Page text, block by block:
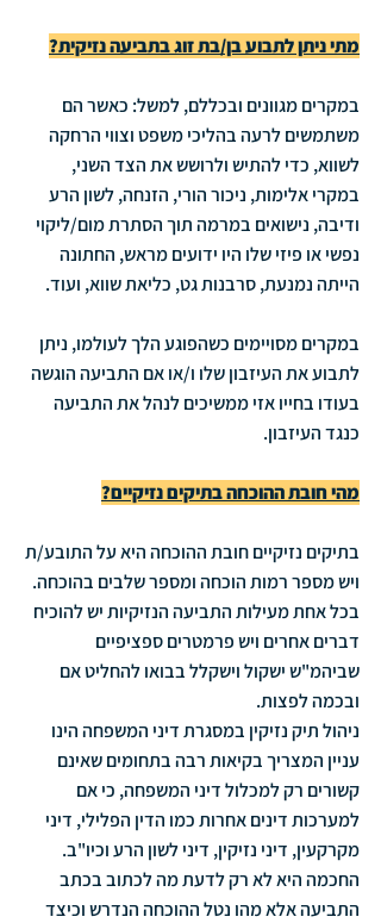
מתי ניתן לתבוע בן/בת זוג בתביעה נזיקית?
במקרים מגוונים ובכללם, למשל: כאשר הם
משתמשים לרעה בהליכי משפט וצווי הרחקה
לשווא, כדי להתיש ולרושש את הצד השני,
במקרי אלימות, ניכור הורי, הזנחה, לשון הרע
ודיבה, נישואים במרמה תוך הסתרת מום/ליקוי
נפשי או פיזי שלו היו ידועים מראש, החתונה
הייתה נמנעת, סרבנות גט, כליאת שווא, ועוד.
במקרים מסויימים כשהפוגע הלך לעולמו, ניתן
לתבוע את העיזבון שלו ו/או אם התביעה הוגשה
בעודו בחייו אזי ממשיכים לנהל את התביעה
כנגד העיזבון.
מהי חובת ההוכחה בתיקים נזיקיים?
בתיקים נזיקיים חובת ההוכחה היא על התובע/ת
ויש מספר רמות הוכחה ומספר שלבים בהוכחה.
בכל אחת מעילות התביעה הנזיקיות יש להוכיח
דברים אחרים ויש פרמטרים ספציפיים
שביהמ"ש ישקול וישקלל בבואו להחליט אם
ובכמה לפצות.
ניהול תיק נזיקין במסגרת דיני המשפחה הינו
עניין המצריך בקיאות רבה בתחומים שאינם
קשורים רק למכלול דיני המשפחה, כי אם
למערכות דינים אחרות כמו הדין הפלילי, דיני
מקרקעין, דיני נזיקין, דיני לשון הרע וכיו"ב.
החכמה היא לא רק לדעת מה לכתוב בכתב
התביעה אלא מהו נטל ההוכחה הנדרש וכיצד